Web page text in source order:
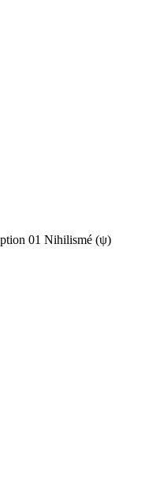
01 Nihilismé (ψ)